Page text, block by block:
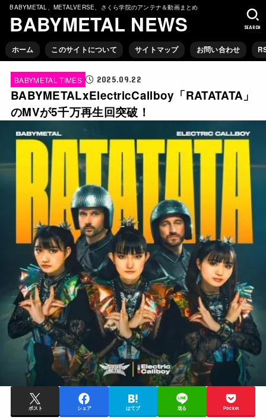
BABYMETAL、METALVERSE、さくら学院のアンテナ＆動画まとめ
BABYMETAL NEWS
ホーム このサイトについて サイトマップ お問い合わせ
SEARCH
BABYMETAL TIMES 2025.09.22
BABYMETALxElectricCallboy「RATATATA」
のMVが5千万再生回突破！
ポスト シェア はてブ 送る Pocket